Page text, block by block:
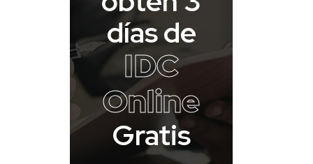
días de
IDC
Online
Gratis